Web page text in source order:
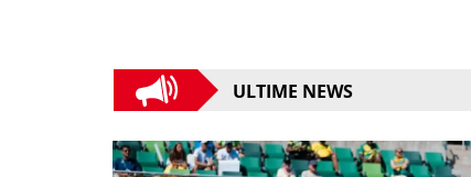
ULTIME NEWS